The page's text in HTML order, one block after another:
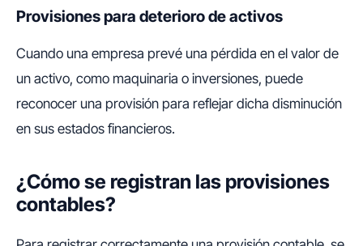
Provisiones para deterioro de activos
Cuando una empresa prevé una pérdida en el valor de
un activo, como maquinaria o inversiones, puede
reconocer una provisión para reflejar dicha disminución
en sus estados financieros.
¿Cómo se registran las provisiones
contables?